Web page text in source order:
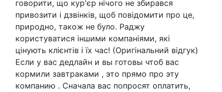
говорити, що кур'єр нічого не збирався
привозити і дзвінків, щоб повідомити про це,
природно, також не було. Раджу
користуватися іншими компаніями, які
цінують клієнтів і їх час! (Оригінальний відгук)
Если у вас дедлайн и вы готовы чтоб вас
кормили завтраками , это прямо про эту
компанию . Сначала вас попросят оплатить,